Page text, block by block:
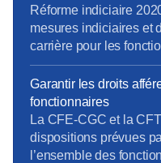
atteinte à un principe
devrait être à la […]
Réforme indiciaire
mesures indiciaires et
carrière pour les
mises en place en
Fonction Publique
statuts de fonction
Orange et la CFTC
Garantir les droits afférents au
fonctionnaires
La CFE-CGC et la
dispositions prévues
l’ensemble des